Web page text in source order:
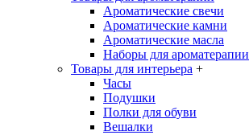
Ароматические свечи
Ароматические камни
Ароматические масла
Наборы для ароматерапии
Товары для интерьера +
Часы
Подушки
Полки для обуви
Вешалки